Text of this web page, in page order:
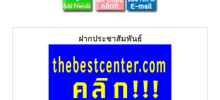
ฝากประชาสัมพันธ์